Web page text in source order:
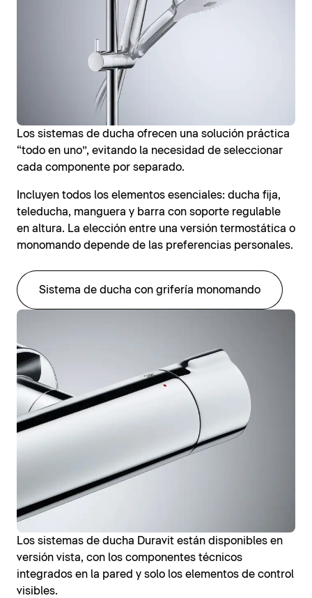
Los sistemas de ducha ofrecen una solución práctica
“todo en uno”, evitando la necesidad de seleccionar
cada componente por separado.
Incluyen todos los elementos esenciales: ducha fija,
teleducha, manguera y barra con soporte regulable
en altura. La elección entre una versión termostática o
monomando depende de las preferencias personales.
Sistema de ducha con grifería monomando
Los sistemas de ducha Duravit están disponibles en
versión vista, con los componentes técnicos
integrados en la pared y solo los elementos de control
visibles.